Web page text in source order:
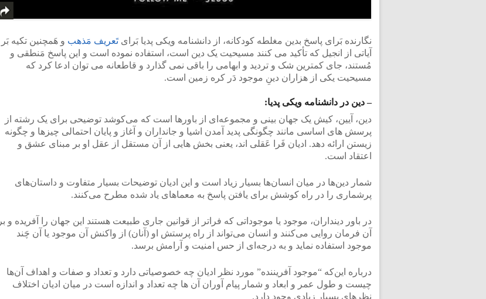
نگارنده بَرای پاسخ بدین مغلطه کودکانه، از دانشنامه ویکی پدیا بَرایتَعریف مَذهب و هَمچنین تکیه بَر
آیاتی از انجیل که تأکید می کنند مسیحیت یک دین است، استفاده نموده است و این پاسخ مَنطقی و
مُستند، جای کمترین شک و تردید و ابهامی را باقی نمی گذارد و قاطعانه می توان ادعا کرد که
مسیحیت یکی از هزاران دینِ موجود دَر کره زمین است.
– دین در دانشنامه ویکی پدیا:
دین، آیین، کیش یک جهان بینی و مجموعه‌ای از باورها است که می‌کوشد توضیحی برای یک رشته از
پرسش‌ های اساسی مانند چگونگی پدید آمدن اشیا و جانداران و آغاز و پایان احتمالی چیزها و چگونه
زیستن ارائه دهد. ادیان فَرا عَقلی اند، یعنی بخش هایی از آن مستقل از عقل او بر مبنای عشق و
اعتقاد است.
شمار دین‌ها در میان انسان‌ها بسیار زیاد است و این ادیان توضیحات بسیار متفاوت و داستان‌های
پرشماری را در راه کوشش برای یافتن پاسخ به معماهای یاد شده مطرح می‌کنند.
در باور دینداران، موجود یا موجوداتی که فراتر از قوانین جاری طبیعت هستند این جهان را آفریده و بر
آن فرمان‌ روایی می‌کنند و انسان می‌تواند از راه پرستش او (آنان) از واکنش آن موجود یا آن چَند
موجود استفاده نماید و به درجه‌ای از حس امنیت و آرامش برسد.
درباره این‌که “موجود آفریننده” مورد نظر ادیان چه خصوصیاتی دارد و تعداد و صفات و اهداف آن‌ها
چیست و طول عمر و ابعاد و شمار پیام‌ آوران آن‌ ها چه تعداد و اندازه‌ است در میان ادیان اختلاف
نظرهای بسیار زیادی وجود دارد.